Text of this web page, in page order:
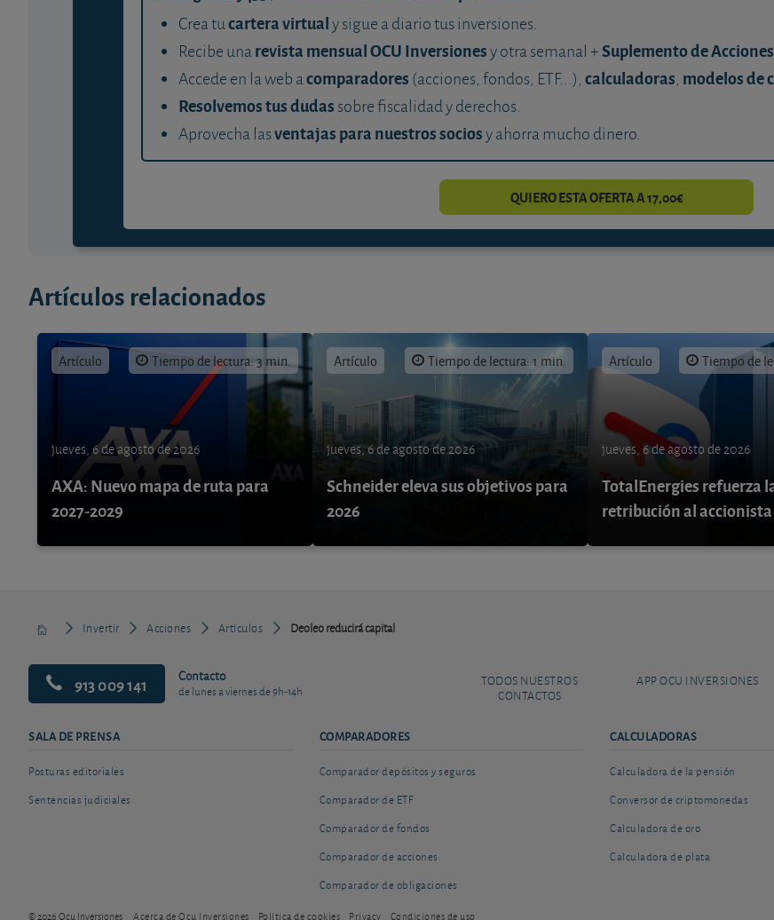
Crea tucartera virtualy sigue a diario tus inversiones.
Recibe unarevista mensual OCU Inversionesy otra semanal +Suplemento de Acciones
Accede en la web acomparadores (acciones, fondos, ETF...), calculadoras, modelos de
Resolvemos tus dudas sobre fiscalidad y derechos.
Aprovecha lasventajas para nuestros sociosy ahorra mucho dinero.
QUIERO ESTA OFERTA A 17,00€
Artículos relacionados
Artículo Tiempo de lectura: 3 min.
jueves, 6 de agosto de 2026
AXA: Nuevo mapa de ruta para
2027-2029
Artículo Tiempo de lectura: 1 min.
jueves, 6 de agosto de 2026
Schneider eleva sus objetivos para
2026
Artículo Tiempo de
jueves, 6 de agosto de 2026
TotalEnergies refuerza
retribución al accionista
Invertir Acciones Artículos Deoleo reducirá capital
913 009 141 Contacto
de lunes a viernes de 9h-14h
TODOS NUESTROS
CONTACTOS
APP OCU INVERSIONES
SALA DE PRENSA
Posturas editoriales
Sentencias judiciales
COMPARADORES
Comparador depósitos y seguros
Comparador de ETF
Comparador de fondos
Comparador de acciones
Comparador de obligaciones
CALCULADORAS
Calculadora de la pensión
Conversor de criptomonedas
Calculadora de oro
Calculadora de plata
© 2026 Ocu Inversiones Acerca de Ocu Inversiones Política de cookies Privacy Condiciones de uso